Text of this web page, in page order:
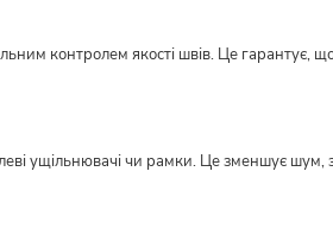
контролем якості швів. Це гарантує,
ущільнювачі чи рамки. Це зменшує шум,